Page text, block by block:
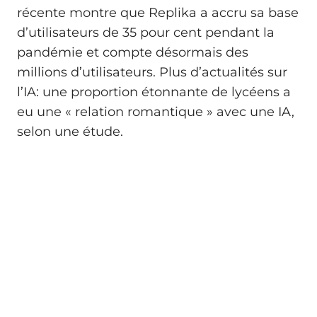
récente montre que Replika a accru sa base
d’utilisateurs de 35 pour cent pendant la
pandémie et compte désormais des
millions d’utilisateurs. Plus d’actualités sur
l’IA: une proportion étonnante de lycéens a
eu une « relation romantique » avec une IA,
selon une étude.